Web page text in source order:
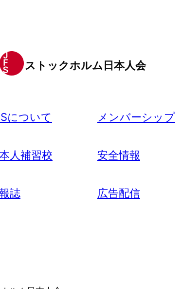
ストックホルム日本人会
について メンバーシップ
人補習校 安全情報
誌 広告配信